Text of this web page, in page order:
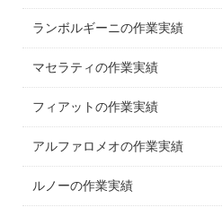
ランボルギーニの作業実績
マセラティの作業実績
フィアットの作業実績
アルファロメオの作業実績
ルノーの作業実績